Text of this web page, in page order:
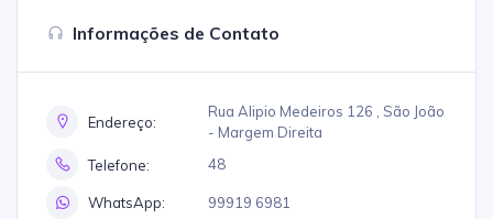
Informações de Contato
Endereço:
Rua Alipio Medeiros 126 , São João
- Margem Direita
Telefone:
48
WhatsApp: 99919 6981